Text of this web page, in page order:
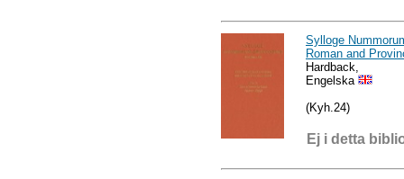
Sylloge
Roman and
Hardback,
Engelska
(Kyh.24)
Ej i detta